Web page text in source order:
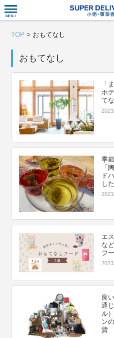
TOP > おもてなし
おもてなし
「
ホ
て
季
「
ド
した
エ
な
フ
良
通
ル
ン
貨